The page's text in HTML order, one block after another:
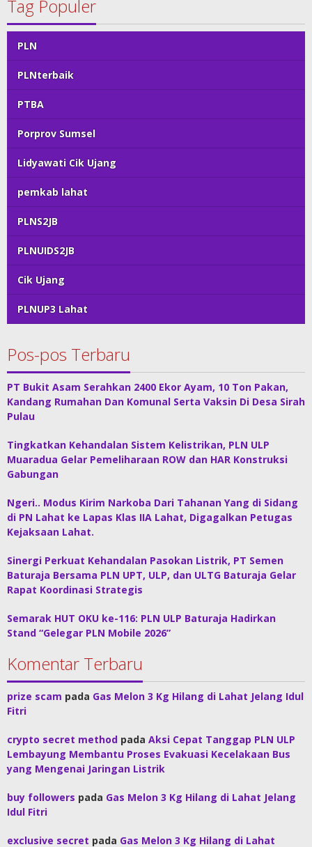
Tag Populer
PLN
PLNterbaik
PTBA
Porprov Sumsel
Lidyawati Cik Ujang
pemkab lahat
PLNS2JB
PLNUIDS2JB
Cik Ujang
PLNUP3 Lahat
Pos-pos Terbaru
PT Bukit Asam Serahkan 2400 Ekor Ayam, 10 Ton Pakan,
Kandang Rumahan Dan Komunal Serta Vaksin Di Desa Sirah
Pulau
Tingkatkan Kehandalan Sistem Kelistrikan, PLN ULP
Muaradua Gelar Pemeliharaan ROW dan HAR Konstruksi
Gabungan
Ngeri.. Modus Kirim Narkoba Dari Tahanan Yang di Sidang
di PN Lahat ke Lapas Klas IIA Lahat, Digagalkan Petugas
Kejaksaan Lahat.
Sinergi Perkuat Kehandalan Pasokan Listrik, PT Semen
Baturaja Bersama PLN UPT, ULP, dan ULTG Baturaja Gelar
Rapat Koordinasi Strategis
Semarak HUT OKU ke-116: PLN ULP Baturaja Hadirkan
Stand “Gelegar PLN Mobile 2026”
Komentar Terbaru
prize scam pada Gas Melon 3 Kg Hilang di Lahat Jelang Idul
Fitri
crypto secret method pada Aksi Cepat Tanggap PLN ULP
Lembayung Membantu Proses Evakuasi Kecelakaan Bus
yang Mengenai Jaringan Listrik
buy followers pada Gas Melon 3 Kg Hilang di Lahat Jelang
Idul Fitri
exclusive secret pada Gas Melon 3 Kg Hilang di Lahat